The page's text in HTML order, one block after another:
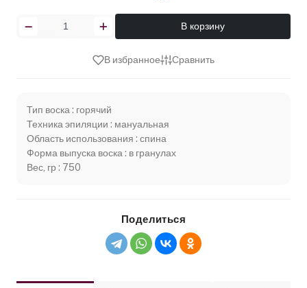
В корзину
В избранное Сравнить
Тип воска : горячий
Техника эпиляции : мануальная
Область использования : спина
Форма выпуска воска : в гранулах
Вес, гр : 750
Поделиться